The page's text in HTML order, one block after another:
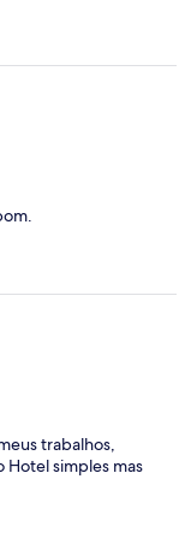
trabalhos,
simples mas